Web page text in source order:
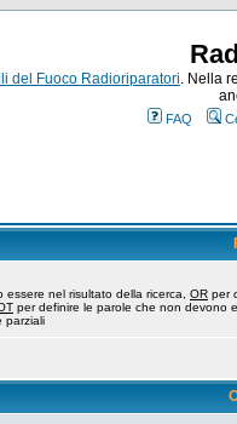
del Fuoco Radioriparatori. Nella
FAQ
nel risultato della ricerca, OR per
per definire le parole che non devono
parziali